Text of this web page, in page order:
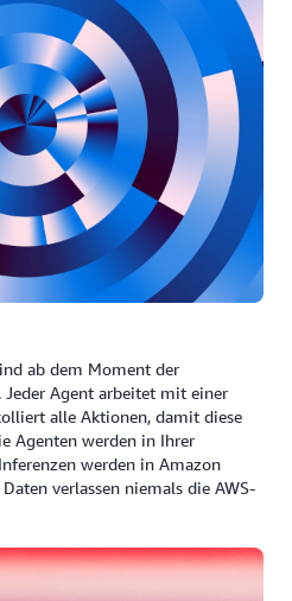
ab dem Moment der
Agent arbeitet mit einer
alle Aktionen, damit diese
Agenten werden in Ihrer
werden in Amazon
verlassen niemals die AWS-